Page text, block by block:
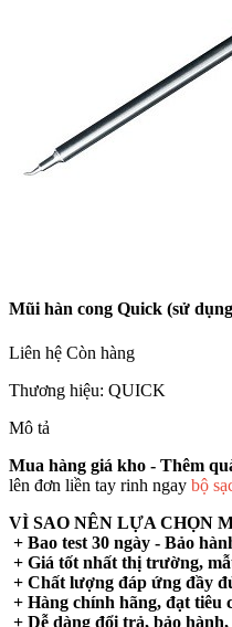
Mũi hàn cong Quick (sử
Liên hệ Còn hàng
Thương hiệu: QUICK
Mô tả
Mua hàng giá kho - Thêm
lên đơn liền tay rinh ngay bộ
VÌ SAO NÊN LỰA CHỌN
+ Bao test 30 ngày - Bảo
+ Giá tốt nhất thị trường,
+ Chất lượng đáp ứng đầy
+ Hàng chính hãng, đạt tiêu
+ Dễ dàng đổi trả, bảo